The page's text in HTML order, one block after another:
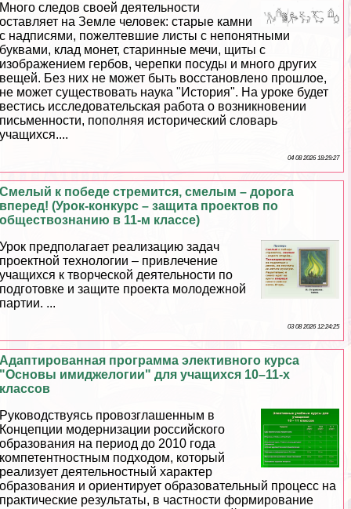
Много следов своей деятельности
оставляет на Земле человек: старые камни
с надписями, пожелтевшие листы с непонятными
буквами, клад монет, старинные мечи, щиты с
изображением гербов, черепки посуды и много других
вещей. Без них не может быть восстановлено прошлое,
не может существовать наука "История". На уроке будет
вестись исследовательская работа о возникновении
письменности, пополняя исторический словарь
учащихся....
04 08 2026 18:29:27
Смелый к победе стремится, смелым – дорога
вперед! (Урок-конкурс – защита проектов по
обществознанию в 11-м классе)
Урок предполагает реализацию задач
проектной технологии – привлечение
учащихся к творческой деятельности по
подготовке и защите проекта молодежной
партии. ...
03 08 2026 12:24:25
Адаптированная программа элективного курса
"Основы имиджелогии" для учащихся 10–11-х
классов
Руководствуясь провозглашенным в
Концепции модернизации российского
образования на период до 2010 года
компетентностным подходом, который
реализует деятельностный хаpaктер
образования и ориентирует образовательный процесс на
пpaктические результаты, в частности формирование